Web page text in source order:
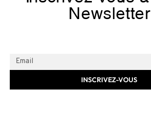
Newsletter
INSCRIVEZ-VOUS